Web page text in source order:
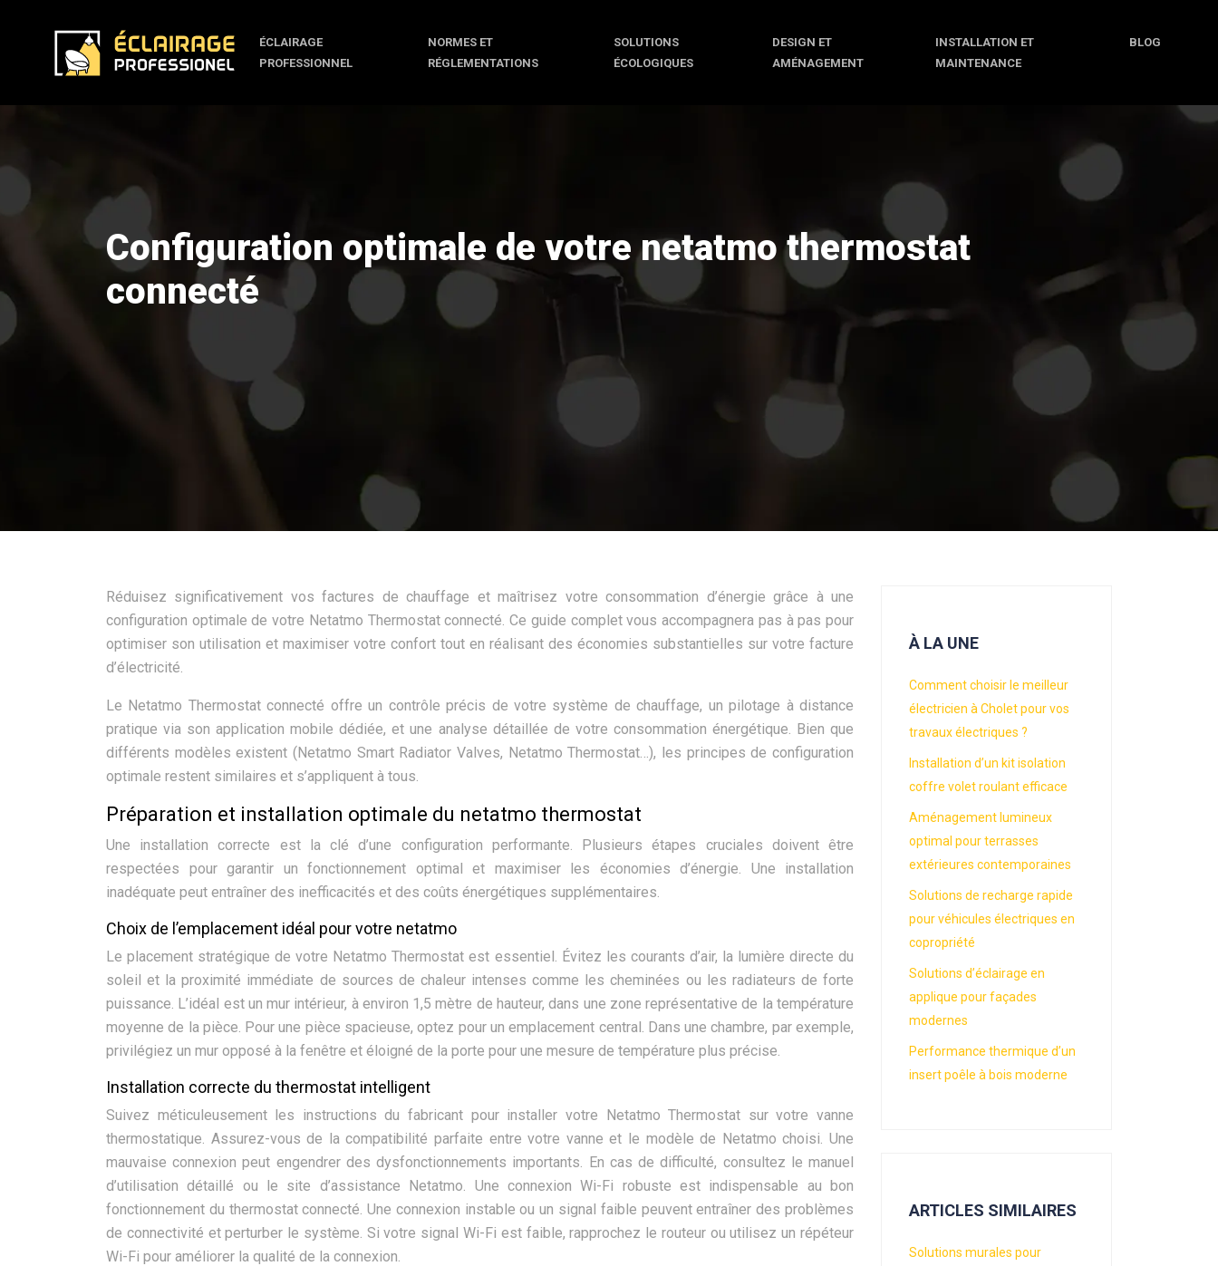
ÉCLAIRAGE
PROFESSIONNEL
NORMES ET
RÉGLEMENTATIONS
SOLUTIONS
ÉCOLOGIQUES
DESIGN ET
AMÉNAGEMENT
INSTALLATION ET
MAINTENANCE
BLOG
Configuration optimale de votre netatmo thermostat
connecté
Réduisez significativement vos factures de chauffage et maîtrisez votre consommation d’énergie grâce à une
configuration optimale de votre Netatmo Thermostat connecté. Ce guide complet vous accompagnera pas à pas pour
optimiser son utilisation et maximiser votre confort tout en réalisant des économies substantielles sur votre facture
d’électricité.
Le Netatmo Thermostat connecté offre un contrôle précis de votre système de chauffage, un pilotage à distance
pratique via son application mobile dédiée, et une analyse détaillée de votre consommation énergétique. Bien que
différents modèles existent (Netatmo Smart Radiator Valves, Netatmo Thermostat…), les principes de configuration
optimale restent similaires et s’appliquent à tous.
Préparation et installation optimale du netatmo thermostat
Une installation correcte est la clé d’une configuration performante. Plusieurs étapes cruciales doivent être
respectées pour garantir un fonctionnement optimal et maximiser les économies d’énergie. Une installation
inadéquate peut entraîner des inefficacités et des coûts énergétiques supplémentaires.
Choix de l’emplacement idéal pour votre netatmo
Le placement stratégique de votre Netatmo Thermostat est essentiel. Évitez les courants d’air, la lumière directe du
soleil et la proximité immédiate de sources de chaleur intenses comme les cheminées ou les radiateurs de forte
puissance. L’idéal est un mur intérieur, à environ 1,5 mètre de hauteur, dans une zone représentative de la température
moyenne de la pièce. Pour une pièce spacieuse, optez pour un emplacement central. Dans une chambre, par exemple,
privilégiez un mur opposé à la fenêtre et éloigné de la porte pour une mesure de température plus précise.
Installation correcte du thermostat intelligent
Suivez méticuleusement les instructions du fabricant pour installer votre Netatmo Thermostat sur votre vanne
thermostatique. Assurez-vous de la compatibilité parfaite entre votre vanne et le modèle de Netatmo choisi. Une
mauvaise connexion peut engendrer des dysfonctionnements importants. En cas de difficulté, consultez le manuel
d’utilisation détaillé ou le site d’assistance Netatmo. Une connexion Wi-Fi robuste est indispensable au bon
fonctionnement du thermostat connecté. Une connexion instable ou un signal faible peuvent entraîner des problèmes
de connectivité et perturber le système. Si votre signal Wi-Fi est faible, rapprochez le routeur ou utilisez un répéteur
Wi-Fi pour améliorer la qualité de la connexion.
À LA UNE
Comment choisir le meilleur
électricien à Cholet pour vos
travaux électriques ?
Installation d’un kit isolation
coffre volet roulant efficace
Aménagement lumineux
optimal pour terrasses
extérieures contemporaines
Solutions de recharge rapide
pour véhicules électriques en
copropriété
Solutions d’éclairage en
applique pour façades
modernes
Performance thermique d’un
insert poêle à bois moderne
ARTICLES SIMILAIRES
Solutions murales pour